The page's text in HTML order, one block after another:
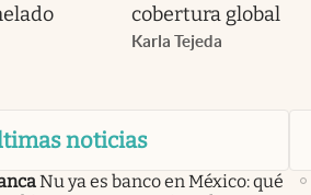
cobertura global
Karla Tejeda
noticias
Nu ya es banco en México: qué